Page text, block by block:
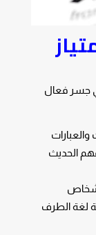
جسر فعال
والعبارات
الحديث
أشخاص
لغة الطرف